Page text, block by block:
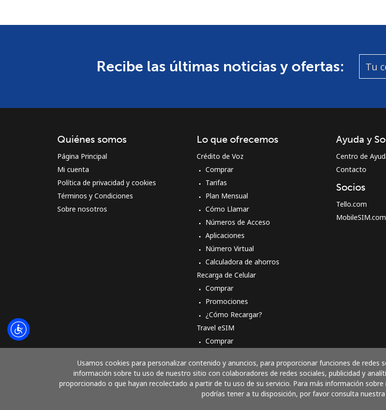
Recibe las últimas noticias y ofertas:
Usamos cookies para personalizar contenido y anuncios, para proporcionar funciones de
información sobre tu uso de nuestro sitio con colaboradores de redes sociales, publicidad y
proporcionado o que hayan recolectado a partir de tu uso de su servicio. Para más información
podrías tener a tu disposición, por favor consulta nuestra
Quiénes somos
Página Principal
Mi cuenta
Política de privacidad y cookies
Términos y Condiciones
Sobre nosotros
Lo que ofrecemos
Crédito de Voz
Comprar
Tarifas
Plan Mensual
Cómo Llamar
Números de Acceso
Aplicaciones
Número Virtual
Calculadora de ahorros
Recarga de Celular
Comprar
Promociones
¿Cómo Recargar?
Travel eSIM
Comprar
Ayuda y
Centro de
Contacto
Socios
Tello.com
MobileSIM.com